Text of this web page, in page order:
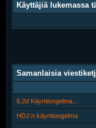
Käyttäjiä lukemassa
Samanlaisia
6,2d Käyntiongelma...
HDJ:n käyntiongelma